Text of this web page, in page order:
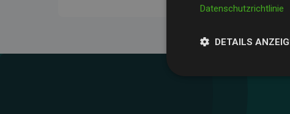
Datenschutzrichtlinie
DETAILS